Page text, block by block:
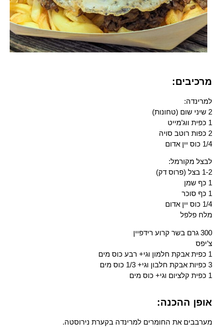
מרכיבים:
למרינדה:
2 שיני שום (טחונות)
1 כפית ווג’מייט
2 כפות רוטב סויה
1/4 כוס יין אדום
לבצל מקורמל:
1-2 בצל (פרוס דק)
1 כף שמן
1 כף סוכר
1/4 כוס יין אדום
מלח פלפל
300 גרם בשר קרוע רידפיין
צ’יפס
1 כפית אבקת חלמון וגי+ רבע כוס מים
3 כפיות אבקת חלבון וגי+ 1/3 כוס מים
1 כפית קלציום וגי+ כוס מים
אופן ההכנה:
מערבבים את החומרים למרינדה בקערת נירוסטה.